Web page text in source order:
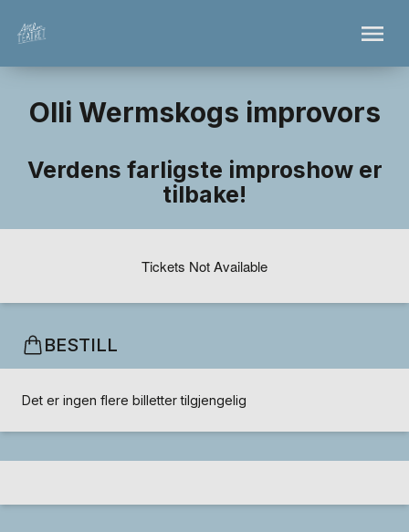
Olli Wermskogs improvors
Verdens farligste improshow er
tilbake!
Tickets Not Available
BESTILL
Det er ingen flere billetter tilgjengelig